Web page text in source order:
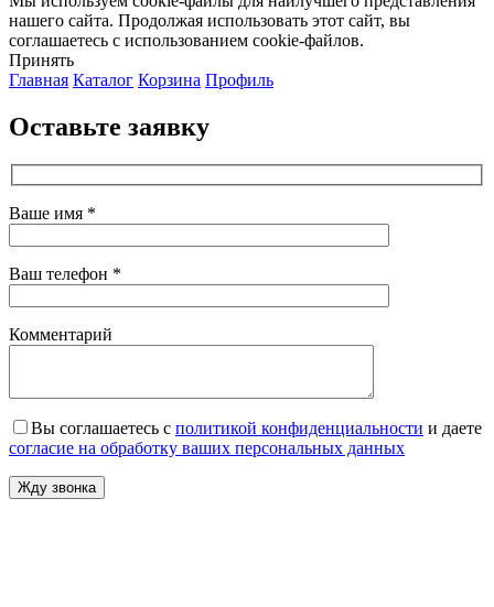
нашего сайта. Продолжая использовать этот сайт, вы
соглашаетесь с использованием cookie-файлов.
Принять
Главная Каталог Корзина Профиль
Оставьте заявку
Ваше имя *
Ваш телефон *
Комментарий
Вы соглашаетесь с политикой конфиденциальности и даете
согласие на обработку ваших персональных данных